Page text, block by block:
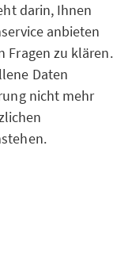
darin, Ihnen
anbieten
Fragen zu klären.
Daten
nicht mehr